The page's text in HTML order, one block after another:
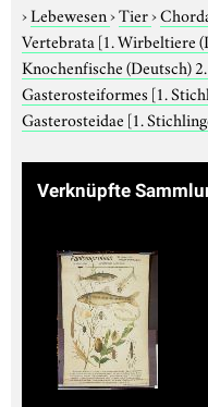
›Lebewesen›Tier›
Vertebrata [1. Wirbeltiere
Knochenfische (Deutsch)
Gasterosteiformes [1.
Gasterosteidae [1.
Verknüpfte